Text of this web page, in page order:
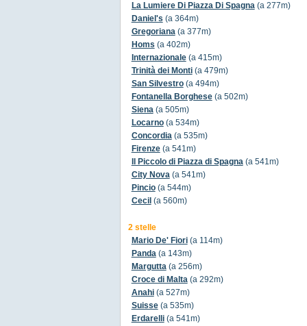
La Lumiere Di Piazza Di Spagna(a 277m)
Daniel's (a 364m)
Gregoriana(a 377m)
Homs (a 402m)
Internazionale(a 415m)
Trinità dei Monti(a 479m)
San Silvestro(a 494m)
Fontanella Borghese(a 502m)
Siena(a 505m)
Locarno(a 534m)
Concordia(a 535m)
Firenze(a 541m)
Il Piccolo di Piazza di Spagna(a 541m)
City Nova(a 541m)
Pincio(a 544m)
Cecil (a 560m)
2 stelle
Mario De' Fiori(a 114m)
Panda(a 143m)
Margutta(a 256m)
Croce di Malta(a 292m)
Anahi(a 527m)
Suisse(a 535m)
Erdarelli(a 541m)